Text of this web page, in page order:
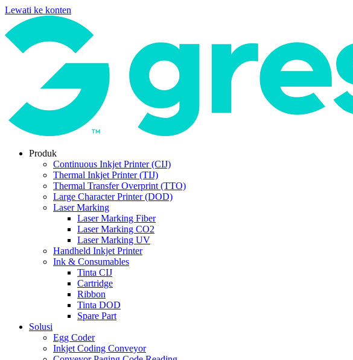
Lewati ke konten
Produk
Continuous Inkjet Printer (CIJ)
Thermal Inkjet Printer (TIJ)
Thermal Transfer Overprint (TTO)
Large Character Printer (DOD)
Laser Marking
Laser Marking Fiber
Laser Marking CO2
Laser Marking UV
Handheld Inkjet Printer
Ink & Consumables
Tinta CIJ
Cartridge
Ribbon
Tinta DOD
Spare Part
Solusi
Egg Coder
Inkjet Coding Conveyor